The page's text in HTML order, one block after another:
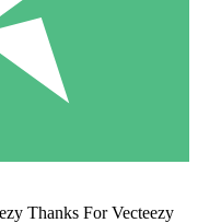
Thanks For Vecteezy